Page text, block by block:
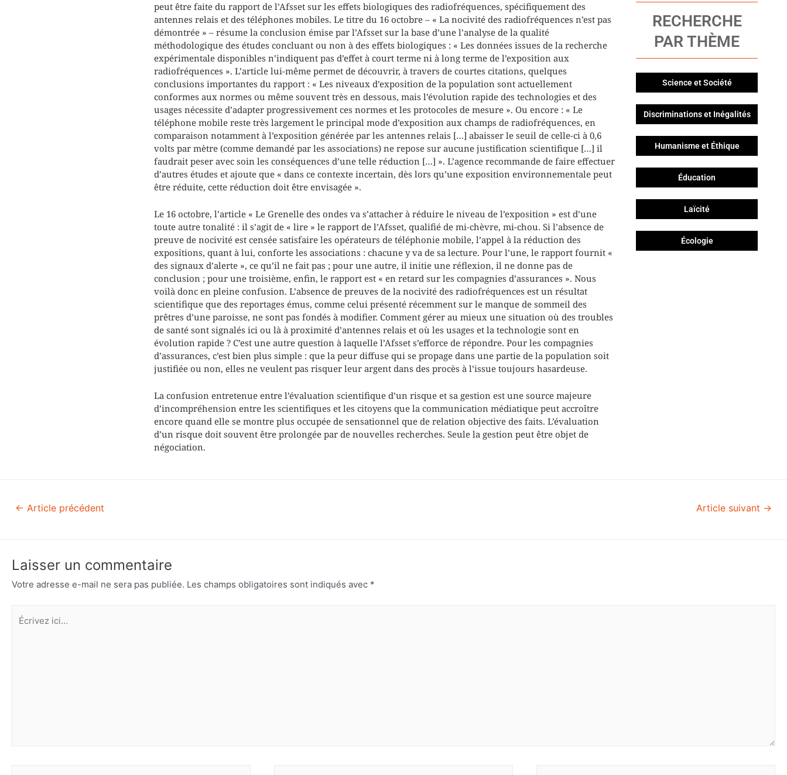
peut être faite du rapport de l’Afsset sur les effets biologiques des radiofréquences, spécifiquement des
antennes relais et des téléphones mobiles. Le titre du 16 octobre – « La nocivité des radiofréquences n’est pas
démontrée » – résume la conclusion émise par l’Afsset sur la base d’une l’analyse de la qualité
méthodologique des études concluant ou non à des effets biologiques : « Les données issues de la recherche
expérimentale disponibles n’indiquent pas d’effet à court terme ni à long terme de l’exposition aux
radiofréquences ». L’article lui-même permet de découvrir, à travers de courtes citations, quelques
conclusions importantes du rapport : « Les niveaux d’exposition de la population sont actuellement
conformes aux normes ou même souvent très en dessous, mais l’évolution rapide des technologies et des
usages nécessite d’adapter progressivement ces normes et les protocoles de mesure ». Ou encore : « Le
téléphone mobile reste très largement le principal mode d’exposition aux champs de radiofréquences, en
comparaison notamment à l’exposition générée par les antennes relais […] abaisser le seuil de celle-ci à 0,6
volts par mètre (comme demandé par les associations) ne repose sur aucune justification scientifique […] il
faudrait peser avec soin les conséquences d’une telle réduction […] ». L’agence recommande de faire effectuer
d’autres études et ajoute que « dans ce contexte incertain, dès lors qu’une exposition environnementale peut
être réduite, cette réduction doit être envisagée ».
Le 16 octobre, l’article « Le Grenelle des ondes va s’attacher à réduire le niveau de l’exposition » est d’une
toute autre tonalité : il s’agit de « lire » le rapport de l’Afsset, qualifié de mi-chèvre, mi-chou. Si l’absence de
preuve de nocivité est censée satisfaire les opérateurs de téléphonie mobile, l’appel à la réduction des
expositions, quant à lui, conforte les associations : chacune y va de sa lecture. Pour l’une, le rapport fournit «
des signaux d’alerte », ce qu’il ne fait pas ; pour une autre, il initie une réflexion, il ne donne pas de
conclusion ; pour une troisième, enfin, le rapport est « en retard sur les compagnies d’assurances ». Nous
voilà donc en pleine confusion. L’absence de preuves de la nocivité des radiofréquences est un résultat
scientifique que des reportages émus, comme celui présenté récemment sur le manque de sommeil des
prêtres d’une paroisse, ne sont pas fondés à modifier. Comment gérer au mieux une situation où des troubles
de santé sont signalés ici ou là à proximité d’antennes relais et où les usages et la technologie sont en
évolution rapide ? C’est une autre question à laquelle l’Afsset s’efforce de répondre. Pour les compagnies
d’assurances, c’est bien plus simple : que la peur diffuse qui se propage dans une partie de la population soit
justifiée ou non, elles ne veulent pas risquer leur argent dans des procès à l’issue toujours hasardeuse.
La confusion entretenue entre l’évaluation scientifique d’un risque et sa gestion est une source majeure
d’incompréhension entre les scientifiques et les citoyens que la communication médiatique peut accroître
encore quand elle se montre plus occupée de sensationnel que de relation objective des faits. L’évaluation
d’un risque doit souvent être prolongée par de nouvelles recherches. Seule la gestion peut être objet de
négociation.
RECHERCHE
PAR THÈME
Science et Société
Discriminations et Inégalités
Humanisme et Éthique
Éducation
Laïcité
Écologie
← Article précédent Article suivant →
Laisser un commentaire
Votre adresse e-mail ne sera pas publiée. Les champs obligatoires sont indiqués avec *